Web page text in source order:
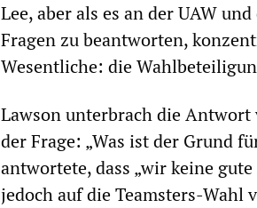
Lee, aber als es an der UAW
Fragen zu beantworten,
Wesentliche: die
Lawson unterbrach die
der Frage: „Was ist der Grund
antwortete, dass „wir keine
jedoch auf die Teamsters-Wahl